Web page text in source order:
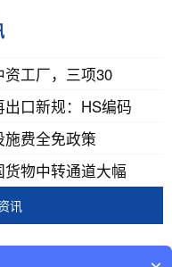
工厂，三项30
口新规：HS编码
费全免政策
物中转通道大幅
讯